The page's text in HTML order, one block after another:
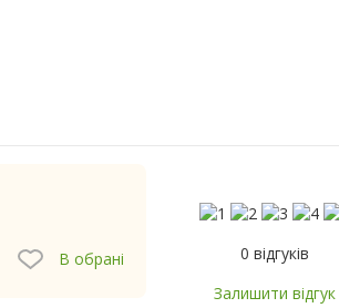
В обрані
0 відгуків
Залишити відгук